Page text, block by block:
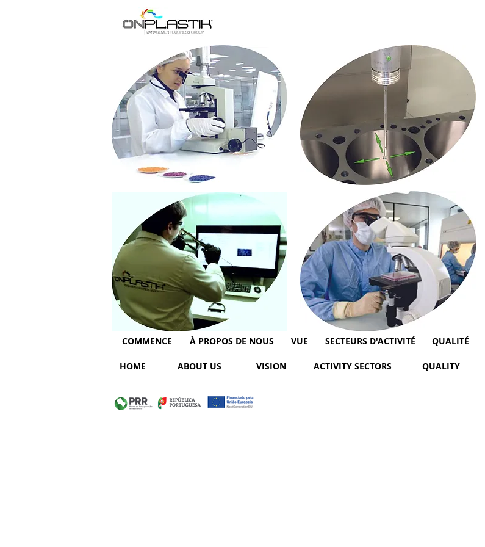
COMMENCE SECTEURS D'ACTIVITÉ
VUE QUALITÉ
À PROPOS DE NOUS
HOME ABOUT US VISION ACTIVITY SECTORS QUALITY